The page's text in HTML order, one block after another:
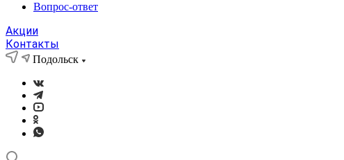
Вопрос-ответ
Акции
Контакты
Подольск